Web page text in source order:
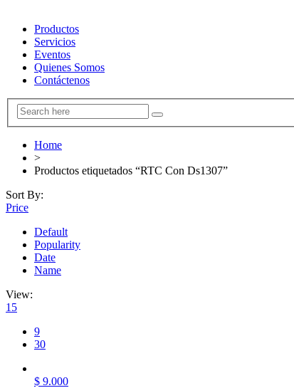
Productos
Servicios
Eventos
Quienes Somos
Contáctenos
Home
>
Productos etiquetados “RTC Con Ds1307”
Sort By:
Price
Default
Popularity
Date
Name
View:
15
9
30
$ 9.000